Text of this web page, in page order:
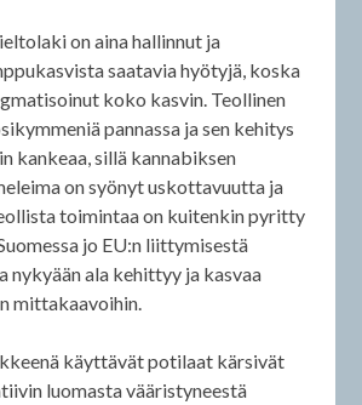
on aina hallinnut ja
saatavia hyötyjä, koska
koko kasvin. Teollinen
pannassa ja sen kehitys
kankeaa, sillä kannabiksen
on syönyt uskottavuutta ja
toimintaa on kuitenkin pyritty
jo EU:n liittymisestä
nykyään ala kehittyy ja kasvaa
mittakaavoihin.
käyttävät potilaat kärsivät
luomasta vääristyneestä